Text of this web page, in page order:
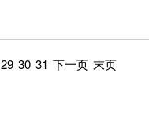
29 30 31 下一页 末页